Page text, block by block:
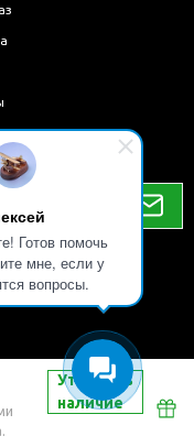
Готов помочь
мне, если у
вопросы.
Уточнить
наличие